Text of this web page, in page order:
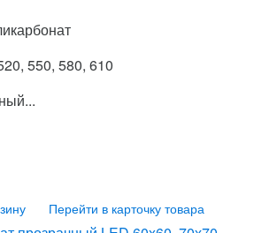
550, 580, 610
Перейти в карточку товара